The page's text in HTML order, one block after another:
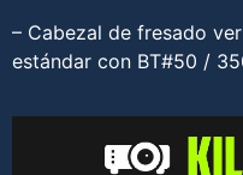
– Cabezal de fresado
estándar con BT#50 /